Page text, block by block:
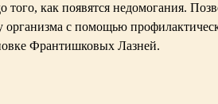
как появятся недомогания.
организма с помощью
Франтишковых Лазней.